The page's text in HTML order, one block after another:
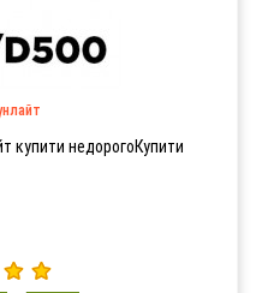
купити недорогоКупити